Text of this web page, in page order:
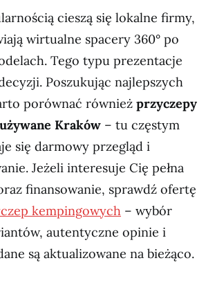
cieszą się lokalne firmy,
wirtualne spacery 360° po
Tego typu prezentacje
Poszukując najlepszych
porównać również przyczepy
Kraków – tu częstym
się darmowy przegląd i
Jeżeli interesuje Cię pełna
finansowanie, sprawdź ofertę
kempingowych – wybór
autentyczne opinie i
są aktualizowane na bieżąco.